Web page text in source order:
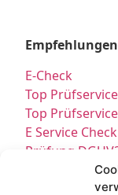
E-Check
Top
Top
E Service
Prüfung